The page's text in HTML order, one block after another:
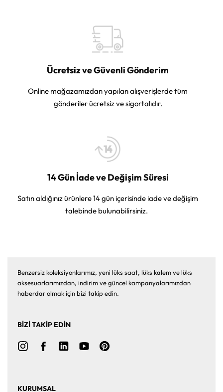
Ücretsiz ve Güvenli Gönderim
Online mağazamızdan yapılan alışverişlerde tüm
gönderiler ücretsiz ve sigortalıdır.
14 Gün İade ve Değişim Süresi
Satın aldığınız ürünlere 14 gün içerisinde iade ve değişim
talebinde bulunabilirsiniz.
Benzersiz koleksiyonlarımız, yeni lüks saat, lüks kalem ve lüks
aksesuarlarımızdan, indirim ve güncel kampanyalarımızdan
haberdar olmak için bizi takip edin.
BİZİ TAKİP EDİN
KURUMSAL